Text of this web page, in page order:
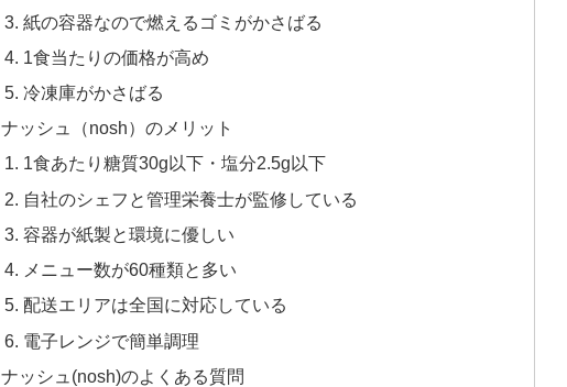
紙の容器なので燃えるゴミがかさばる
1食当たりの価格が高め
冷凍庫がかさばる
ナッシュ（nosh）のメリット
1食あたり糖質30g以下・塩分2.5g以下
自社のシェフと管理栄養士が監修している
容器が紙製と環境に優しい
メニュー数が60種類と多い
配送エリアは全国に対応している
電子レンジで簡単調理
ナッシュ(nosh)のよくある質問